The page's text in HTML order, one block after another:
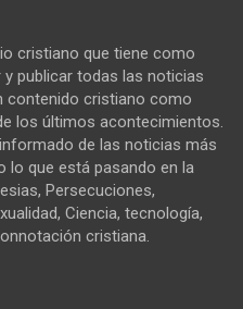
cristiano que tiene como
publicar todas las noticias
contenido cristiano como
los últimos acontecimientos.
de las noticias más
que está pasando en la
Persecuciones,
Ciencia, tecnología,
cristiana.